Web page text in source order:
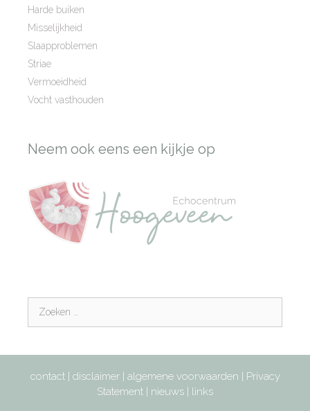
Harde buiken
Misselijkheid
Slaapproblemen
Striae
Vermoeidheid
Vocht vasthouden
Neem ook eens een kijkje op
contact| disclaimer| algemene voorwaarden | Privacy
Statement | nieuws | links